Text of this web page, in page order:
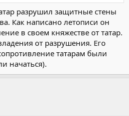
разрушил защитные стены
Как написано летописи он
в своем княжестве от татар.
от разрушения. Его
татарам были
начаться).